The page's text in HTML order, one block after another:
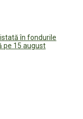
în fondurile
pe 15 august